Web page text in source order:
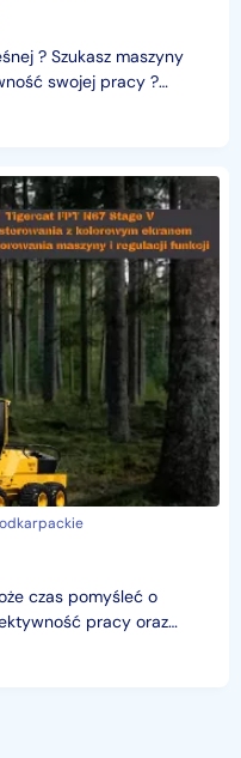
? Szukasz maszyny
swojej pracy ?
to maszyna dla
czas pomyśleć o
pracy oraz
rozwiązania